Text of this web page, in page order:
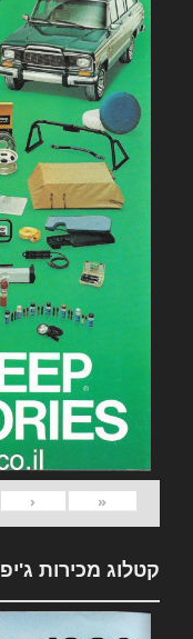
«
‹
קטלוג מכירות ג'יפ 1982